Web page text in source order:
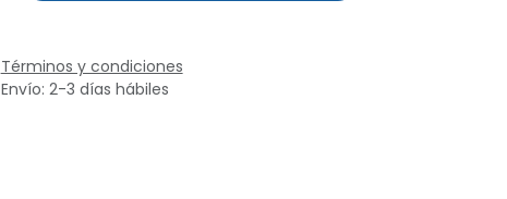
Términos y condiciones
Envío: 2-3 días hábiles